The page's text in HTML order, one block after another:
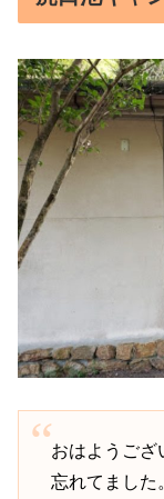
おはようござ
忘れてました